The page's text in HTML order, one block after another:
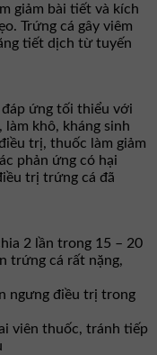
giảm bài tiết và kích
Trứng cá gây viêm
tiết dịch từ tuyến
ứng tối thiểu với
khô, kháng sinh
trị, thuốc làm giảm
phản ứng có hại
trị trứng cá đã
2 lần trong 15 – 20
trứng cá rất nặng,
ngưng điều trị trong
viên thuốc, tránh tiếp